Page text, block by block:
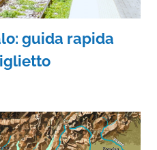
guida rapida